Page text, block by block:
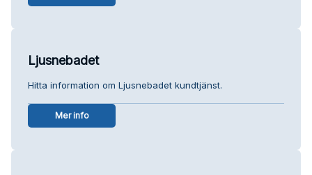
Ljusnebadet
Hitta information om Ljusnebadet kundtjänst.
Mer info